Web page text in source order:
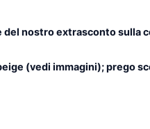
nostro extrasconto sulla
(vedi immagini); prego